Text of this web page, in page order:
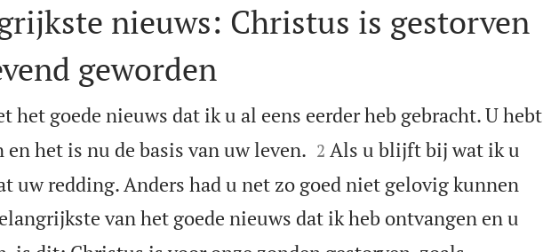
nieuws: Christus is gestorven
geworden
het goede nieuws dat ik u al eens eerder heb gebracht. U hebt
en het is nu de basis van uw leven.
2 Als u blijft bij wat ik u
uw redding. Anders had u net zo goed niet gelovig kunnen
van het goede nieuws dat ik heb ontvangen en u